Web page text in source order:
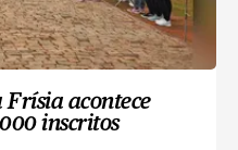
acontece
inscritos